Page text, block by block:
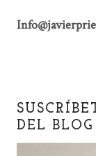
DEL